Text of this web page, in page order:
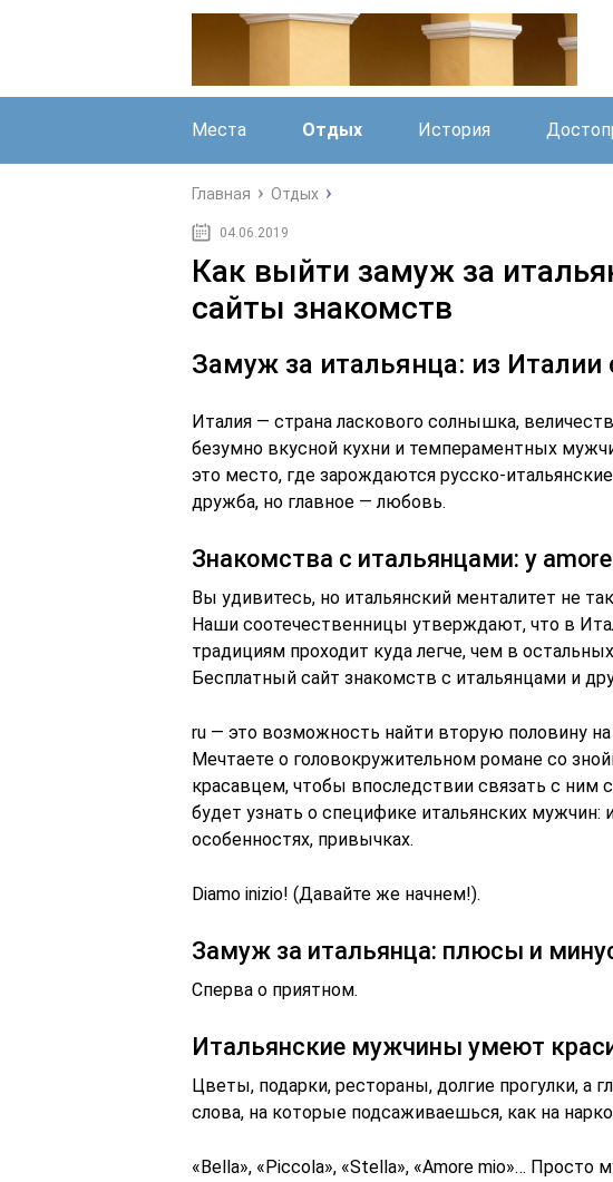
Места Отдых История
Главная Отдых
04.06.2019
Как выйти замуж за
сайты знакомств
Замуж за итальянца: из
Италия — страна ласкового солнышка,
безумно вкусной кухни и темпераментных
это место, где зарождаются русско-
дружба, но главное — любовь.
Знакомства с итальянцами: у amore
Вы удивитесь, но итальянский менталитет не
Наши соотечественницы утверждают, что в
традициям проходит куда легче, чем в
Бесплатный сайт знакомств с итальянцами и
ru — это возможность найти вторую половину
Мечтаете о головокружительном романе со
красавцем, чтобы впоследствии связать с ним
будет узнать о специфике итальянских мужчин:
особенностях, привычках.
Diamo inizio! (Давайте же начнем!).
Замуж за итальянца: плюсы и
Сперва о приятном.
Итальянские мужчины умеют
Цветы, подарки, рестораны, долгие прогулки, а
слова, на которые подсаживаешься, как на
«Bella», «Piccola», «Stella», «Amore mio»…